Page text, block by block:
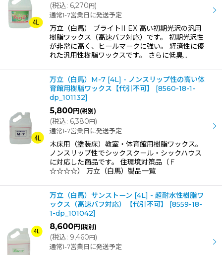
(税込: 6,270円)
通常1-7営業日に発送予定
万立（白馬） ブライトII EX 高い初期光沢の汎用
樹脂ワックス（高速バフ対応）です。 初期光沢性
が非常に高く、ヒールマークに強い。 経済性に優
れた汎用性樹脂ワックスです。 さらに低臭…
万立（白馬）M-7 [4L] - ノンスリップ性の高い体
育館用樹脂ワックス【代引不可】
[8560-18-1-
dp_101132]
5,800円 (税別)
(税込: 6,380円)
通常1-7営業日に発送予定
木床用（塗装床）教室・体育館用樹脂ワックス。
ノンスリップ性でシックスクール・シックハウス
に対応した商品です。 住環境対策品（Ｆ
☆☆☆☆） 万立（白馬）製品一覧
万立（白馬）サンストーン [4L] - 超耐水性樹脂ワ
ックス（高速バフ対応）【代引不可】
[8559-18-
1-dp_101042]
8,600円 (税別)
(税込: 9,460円)
通常1-7営業日に発送予定